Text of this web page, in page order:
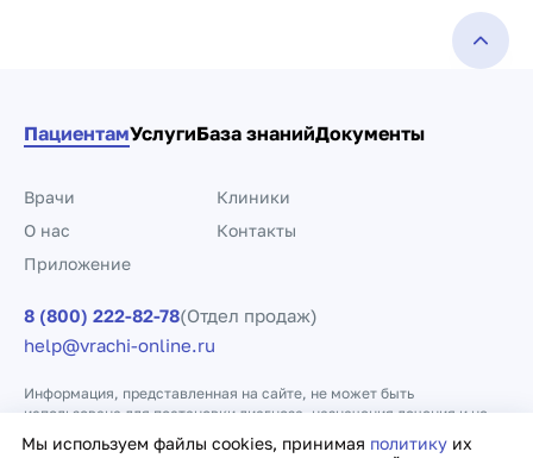
Мы используем файлы cookies, принимая политику их
ПациентамУслугиБаза знанийДокументы
Врачи
Клиники
О нас
Контакты
Приложение
8 (800) 222-82-78(Отдел продаж)
help@vrachi-online.ru
Информация, представленная на сайте, не может быть
использована для постановки диагноза, назначения лечения и не
заменяет прием врача.